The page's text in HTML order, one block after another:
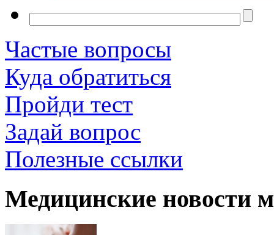
Частые вопросы
Куда обратиться
Пройди тест
Задай вопрос
Полезные ссылки
Медицинские новости